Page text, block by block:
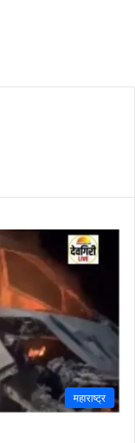
महाराष्ट्र